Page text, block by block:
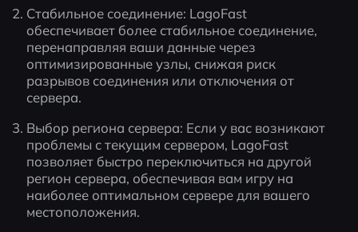
Стабильное соединение: LagoFast
обеспечивает более стабильное соединение,
перенаправляя ваши данные через
оптимизированные узлы, снижая риск
разрывов соединения или отключения от
сервера.
Выбор региона сервера: Если у вас возникают
проблемы с текущим сервером, LagoFast
позволяет быстро переключиться на другой
регион сервера, обеспечивая вам игру на
наиболее оптимальном сервере для вашего
местоположения.